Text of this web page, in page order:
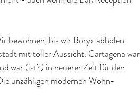
bewohnen, bis wir Boryx abholen
mit toller Aussicht. Cartagena war
war (ist?) in neuerer Zeit für den
unzähligen modernen Wohn-